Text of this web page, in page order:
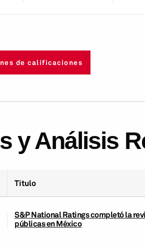
de calificaciones
y Análisis
Título
S&P National Ratings completó la
públicas en México